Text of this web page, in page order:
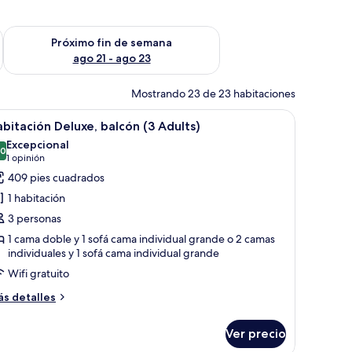
semana ago 14 - ago 16
Próximo fin de semana
ago 21 - ago 23
Consulta la disponibilidad para el próximo fin de semana
Mostrando 23 de 23 habitaciones
las montañas. Una habitación de hotel moderna con una
5 Deluxe, balcón (3 Adults)
de 10
Excepcional
1 opinión
(1
opinión)
409 pies cuadrados
1 habitación
3 personas
1 cama doble y 1 sofá cama individual grande o 2 camas
individuales y 1 sofá cama individual grande
Wifi gratuito
detalles
Ver precio